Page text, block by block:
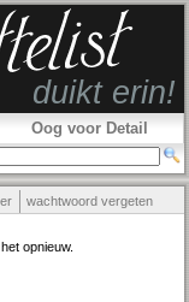
Oog voor Detail
wachtwoord vergeten
opnieuw.